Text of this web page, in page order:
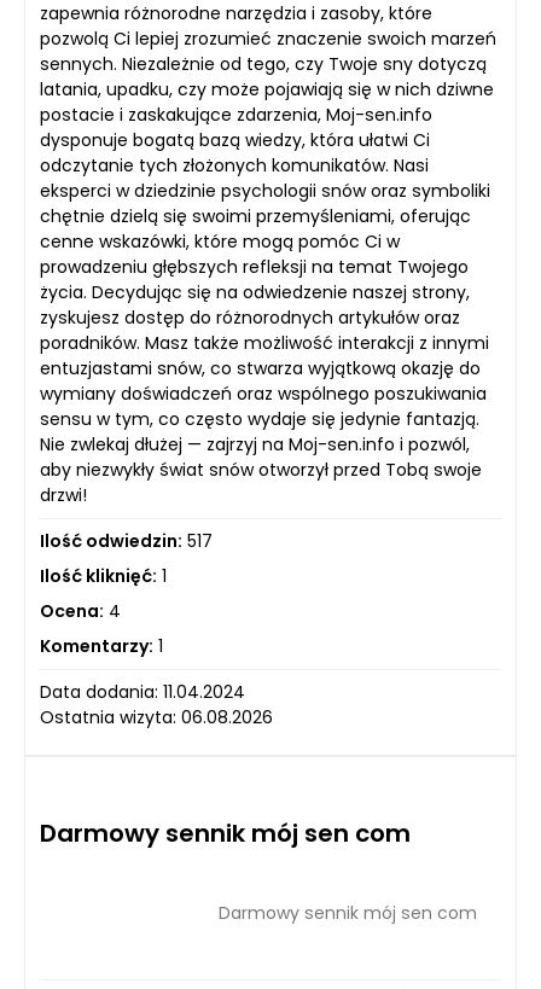
zapewnia różnorodne narzędzia i zasoby, które
pozwolą Ci lepiej zrozumieć znaczenie swoich marzeń
sennych. Niezależnie od tego, czy Twoje sny dotyczą
latania, upadku, czy może pojawiają się w nich dziwne
postacie i zaskakujące zdarzenia, Moj-sen.info
dysponuje bogatą bazą wiedzy, która ułatwi Ci
odczytanie tych złożonych komunikatów. Nasi
eksperci w dziedzinie psychologii snów oraz symboliki
chętnie dzielą się swoimi przemyśleniami, oferując
cenne wskazówki, które mogą pomóc Ci w
prowadzeniu głębszych refleksji na temat Twojego
życia. Decydując się na odwiedzenie naszej strony,
zyskujesz dostęp do różnorodnych artykułów oraz
poradników. Masz także możliwość interakcji z innymi
entuzjastami snów, co stwarza wyjątkową okazję do
wymiany doświadczeń oraz wspólnego poszukiwania
sensu w tym, co często wydaje się jedynie fantazją.
Nie zwlekaj dłużej — zajrzyj na Moj-sen.info i pozwól,
aby niezwykły świat snów otworzył przed Tobą swoje
drzwi!
Ilość odwiedzin: 517
Ilość kliknięć: 1
Ocena: 4
Komentarzy: 1
Data dodania: 11.04.2024
Ostatnia wizyta: 06.08.2026
Darmowy sennik mój sen com
Darmowy sennik mój sen com